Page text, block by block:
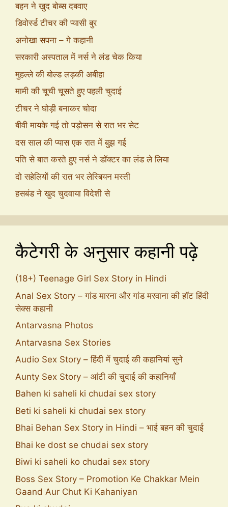
बहन ने खुद बोब्स दबवाए
डिवोर्स्ड टीचर की प्यासी बुर
अनोखा सपना – गे कहानी
सरकारी अस्पताल में नर्स ने लंड चेक किया
मुहल्ले की बोल्ड लड़की अबीहा
मामी की चूची चूसते हुए पहली चुदाई
टीचर ने घोड़ी बनाकर चोदा
बीवी मायके गई तो पड़ोसन से रात भर सेट
दस साल की प्यास एक रात में बुझ गई
पति से बात करते हुए नर्स ने डॉक्टर का लंड ले लिया
दो सहेलियों की रात भर लेस्बियन मस्ती
हसबंड ने खुद चुदवाया विदेशी से
कैटेगरी के अनुसार कहानी पढ़े
(18+) Teenage Girl Sex Story in Hindi
Anal Sex Story – गांड मारना और गांड मरवाना की हॉट हिंदी
सेक्स कहानी
Antarvasna Photos
Antarvasna Sex Stories
Audio Sex Story – हिंदी में चुदाई की कहानियां सुने
Aunty Sex Story – आंटी की चुदाई की कहानियाँ
Bahen ki saheli ki chudai sex story
Beti ki saheli ki chudai sex story
Bhai Behan Sex Story in Hindi – भाई बहन की चुदाई
Bhai ke dost se chudai sex story
Biwi ki saheli ko chudai sex story
Boss Sex Story – Promotion Ke Chakkar Mein
Gaand Aur Chut Ki Kahaniyan